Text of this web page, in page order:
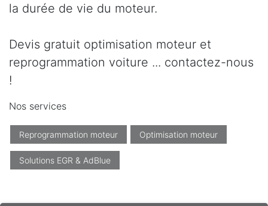
la durée de vie du moteur.
Devis gratuit optimisation moteur et
reprogrammation voiture ... contactez-nous
!
Nos services
Reprogrammation moteur Optimisation moteur
Solutions EGR & AdBlue